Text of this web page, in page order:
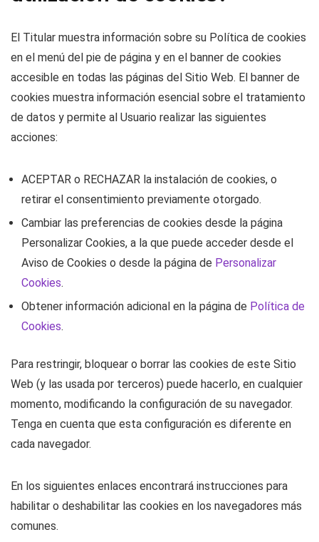
El Titular muestra información sobre su Política de cookies
en el menú del pie de página y en el banner de cookies
accesible en todas las páginas del Sitio Web. El banner de
cookies muestra información esencial sobre el tratamiento
de datos y permite al Usuario realizar las siguientes
acciones:
ACEPTAR o RECHAZAR la instalación de cookies, o
retirar el consentimiento previamente otorgado.
Cambiar las preferencias de cookies desde la página
Personalizar Cookies, a la que puede acceder desde el
Aviso de Cookies o desde la página de Personalizar
Cookies.
Obtener información adicional en la página de Política de
Cookies.
Para restringir, bloquear o borrar las cookies de este Sitio
Web (y las usada por terceros) puede hacerlo, en cualquier
momento, modificando la configuración de su navegador.
Tenga en cuenta que esta configuración es diferente en
cada navegador.
En los siguientes enlaces encontrará instrucciones para
habilitar o deshabilitar las cookies en los navegadores más
comunes.